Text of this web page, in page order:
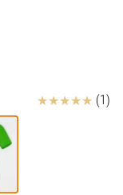
Review (1)